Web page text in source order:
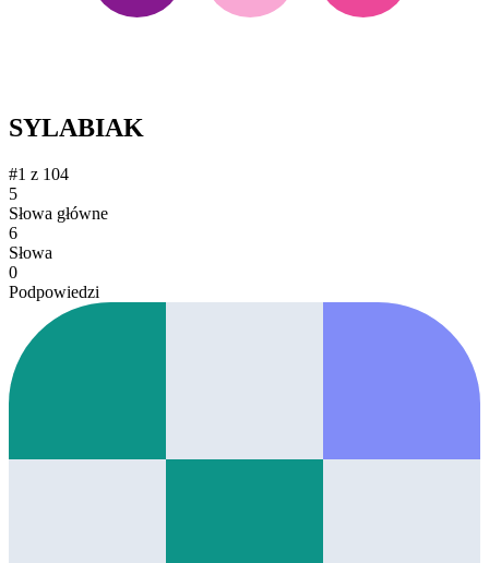
SYLABIAK
#1 z 104
5
Słowa główne
6
Słowa
0
Podpowiedzi